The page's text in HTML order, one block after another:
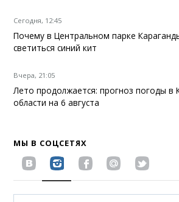
Сегодня, 12:45
Почему в Центральном парке
светиться синий кит
Вчера, 21:05
Лето продолжается: прогноз погоды в
области на 6 августа
МЫ В СОЦСЕТЯХ